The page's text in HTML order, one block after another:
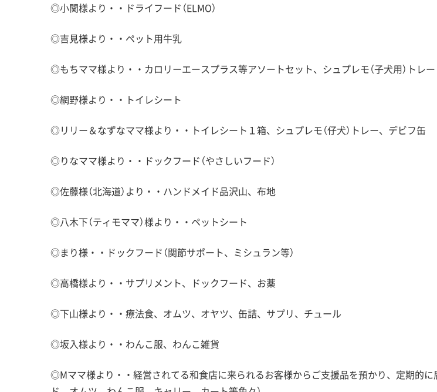
◎小関様より・・ドライフード（ELMO）
◎吉見様より・・ペット用牛乳
◎もちママ様より・・カロリーエースプラス等アソートセット、シュプレモ（子犬用）トレー
◎網野様より・・トイレシート
◎リリー＆なずなママ様より・・トイレシート１箱、シュプレモ（仔犬）トレー、デビフ缶
◎りなママ様より・・ドックフード（やさしいフード）
◎佐藤様（北海道）より・・ハンドメイド品沢山、布地
◎八木下（ティモママ）様より・・ペットシート
◎まり様・・ドックフード（関節サポート、ミシュラン等）
◎高橋様より・・サプリメント、ドックフード、お薬
◎下山様より・・療法食、オムツ、オヤツ、缶詰、サプリ、チュール
◎坂入様より・・わんこ服、わんこ雑貨
◎Mママ様より・・経営されてる和食店に来られるお客様からご支援品を預かり、定期的に